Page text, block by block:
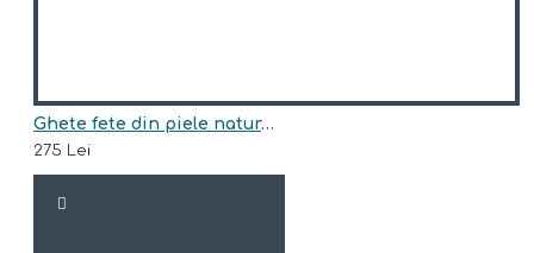
Ghete fete din piele naturala model RHEA
275 Lei